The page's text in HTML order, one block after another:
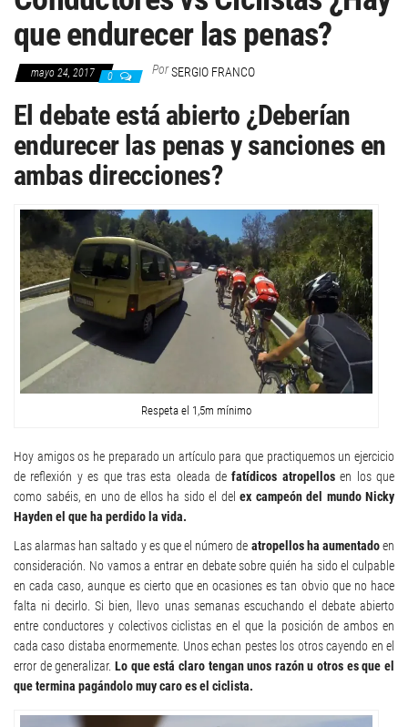
que endurecer las penas?
mayo 24, 2017 0 PorSERGIO FRANCO
El debate está abierto ¿Deberían
endurecer las penas y sanciones en
ambas direcciones?
Respeta el 1,5m mínimo
Hoy amigos os he preparado un artículo para que practiquemos un ejercicio
de reflexión y es que tras esta oleada defatídicos atropellosen los que
como sabéis, en uno de ellos ha sido el del ex campeón del mundo Nicky
Hayden el que ha perdido la vida.
Las alarmas han saltado y es que el número de atropellos ha aumentadoen
consideración. No vamos a entrar en debate sobre quién ha sido el culpable
en cada caso, aunque es cierto que en ocasiones es tan obvio que no hace
falta ni decirlo. Si bien, llevo unas semanas escuchando el debate abierto
entre conductores y colectivos ciclistas en el que la posición de ambos en
cada caso distaba enormemente. Unos echan pestes los otros cayendo en el
error de generalizar. Lo que está claro tengan unos razón u otros es que el
que termina pagándolo muy caro es el ciclista.